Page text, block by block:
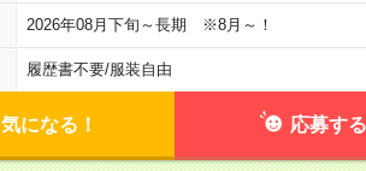
2026年08月下旬～長期 ※8月～！
履歴書不要/服装自由
気になる！ 応募する